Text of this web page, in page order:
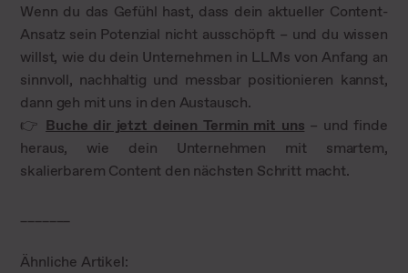
Wenn du das Gefühl hast, dass dein aktueller Content-
Ansatz sein Potenzial nicht ausschöpft – und du wissen
willst, wie du dein Unternehmen in LLMs von Anfang an
sinnvoll, nachhaltig und messbar positionieren kannst,
dann geh mit uns in den Austausch.
👉 Buche dir jetzt deinen Termin mit uns – und finde
heraus, wie dein Unternehmen mit smartem,
skalierbarem Content den nächsten Schritt macht.
Ähnliche Artikel: